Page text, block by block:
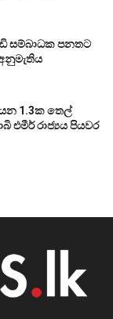
සම්බාධක පනතට
1.3ක තෙල්
එමීර් රාජ්‍යය පියවර